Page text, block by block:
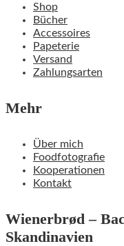
Shop
Bücher
Accessoires
Papeterie
Versand
Zahlungsarten
Mehr
Über mich
Foodfotografie
Kooperationen
Kontakt
Wienerbrød –
Skandinavien